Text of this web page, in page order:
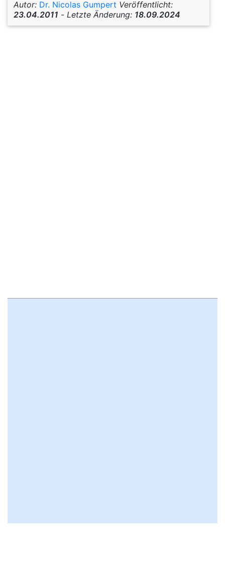
Autor: Dr. Nicolas Gumpert Veröffentlicht:
23.04.2011 - Letzte Änderung: 18.09.2024